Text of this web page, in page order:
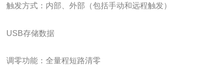
触发方式：内部、外部（包括手动和远程触发）
USB存储数据
调零功能：全量程短路清零